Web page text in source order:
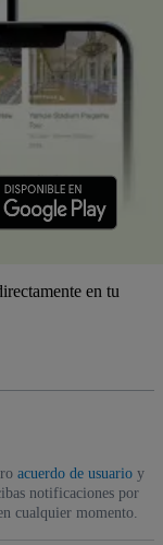
en tu
acuerdo de usuarioy
notificaciones por
cualquier momento.